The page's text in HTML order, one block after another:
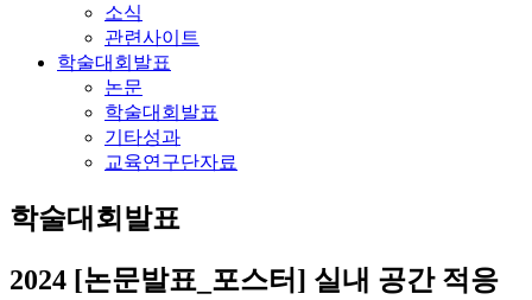
소식
관련사이트
학술대회발표
논문
학술대회발표
기타성과
교육연구단자료
학술대회발표
2024 [논문발표_포스터] 실내 공간 적응